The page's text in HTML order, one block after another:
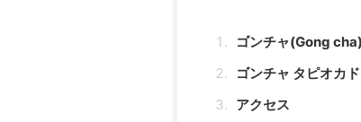
ゴンチャ(Gong
ゴンチャ タピオカ
アクセス